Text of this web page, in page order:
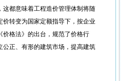
都意味着工程造价管理体制将随
转变为国家定额指导下，按企业
价格法》的出台，规范了价格行
公正、有形的建筑市场，提高建筑